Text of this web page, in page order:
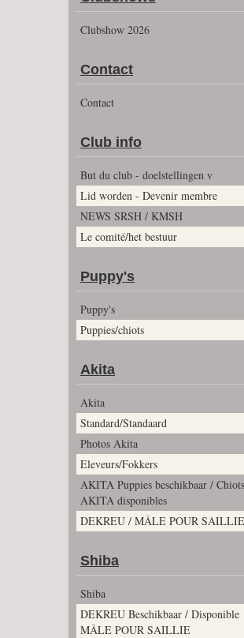
Clubshow 2026
Contact
Contact
Club info
But du club - doelstellingen v
Lid worden - Devenir membre
NEWS SRSH / KMSH
Le comité/het bestuur
Puppy's
Puppy's
Puppies/chiots
Akita
Akita
Standard/Standaard
Photos Akita
Eleveurs/Fokkers
AKITA Puppies beschikbaar / Chiots
AKITA disponibles
DEKREU / MÂLE POUR SAILLIE
Shiba
Shiba
DEKREU Beschikbaar / Disponible
MÂLE POUR SAILLIE